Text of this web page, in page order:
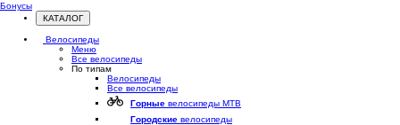
Бонусы
КАТАЛОГ
Открыть
меню
Велосипеды
Меню
Все велосипеды
По типам
Велосипеды
Все велосипеды
Горные велосипеды MTB
Городские велосипеды